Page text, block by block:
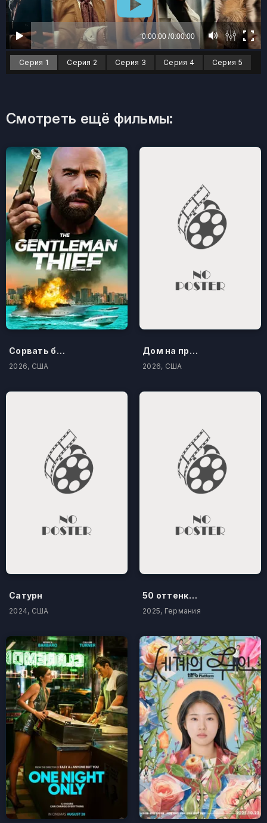
Серия 1 Серия 2 Серия 3 Серия 4 Серия 5
Смотреть ещё фильмы:
Сорвать банк 3: Вор-джентльмен
2026, США
Дом на проклятом холме
2026, США
Сатурн
2024, США
50 оттенков бестселлера
2025, Германия